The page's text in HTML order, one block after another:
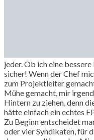
jeder. Ob ich eine
sicher! Wenn der Chef
zum Projektleiter
Mühe gemacht, mir
Hintern zu ziehen, denn
hätte einfach ein echtes
Zu Beginn entscheidet
oder vier Syndikaten, für